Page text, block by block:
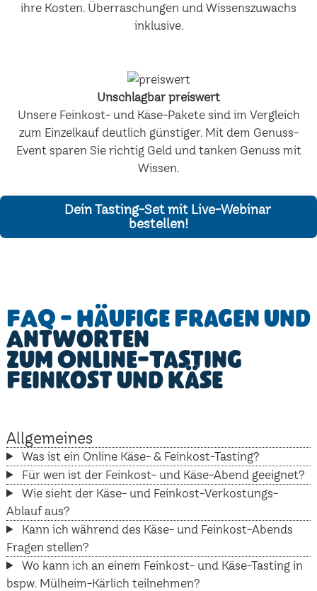
ihre Kosten. Überraschungen und Wissenszuwachs
inklusive.
Unschlagbar preiswert
Unsere Feinkost- und Käse-Pakete sind im Vergleich
zum Einzelkauf deutlich günstiger. Mit dem Genuss-
Event sparen Sie richtig Geld und tanken Genuss mit
Wissen.
Dein Tasting-Set mit Live-Webinar
bestellen!
FAQ - Häufige Fragen und
Antworten
zum Online-Tasting
Feinkost und Käse
Allgemeines
Was ist ein Online Käse- & Feinkost-Tasting?
Für wen ist der Feinkost- und Käse-Abend geeignet?
Wie sieht der Käse- und Feinkost-Verkostungs-
Ablauf aus?
Kann ich während des Käse- und Feinkost-Abends
Fragen stellen?
Wo kann ich an einem Feinkost- und Käse-Tasting in
bspw. Mülheim-Kärlich teilnehmen?